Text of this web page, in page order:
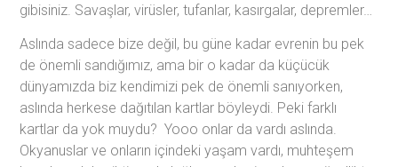
gibisiniz. Savaşlar, virüsler, tufanlar, kasırgalar, depremler…
Aslında sadece bize değil, bu güne kadar evrenin bu pek
de önemli sandığımız, ama bir o kadar da küçücük
dünyamızda biz kendimizi pek de önemli sanıyorken,
aslında herkese dağıtılan kartlar böyleydi. Peki farklı
kartlar da yok muydu? Yooo onlar da vardı aslında.
Okyanuslar ve onların içindeki yaşam vardı, muhteşem